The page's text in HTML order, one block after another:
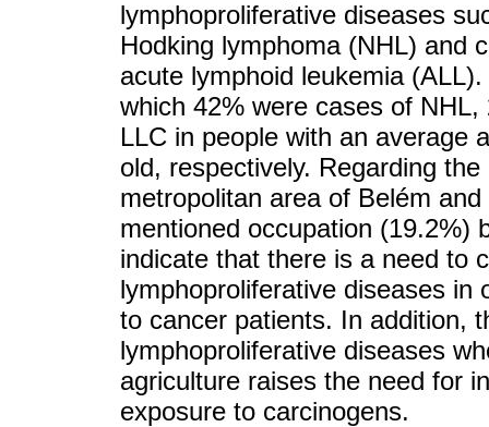
lymphoproliferative diseases
Hodking lymphoma (NHL) and
acute lymphoid leukemia
which 42% were cases of
LLC in people with an average
old, respectively. Regarding
metropolitan area of Belém
mentioned occupation (19.2%)
indicate that there is a need to
lymphoproliferative diseases in
to cancer patients. In addition,
lymphoproliferative diseases
agriculture raises the need for
exposure to carcinogens.